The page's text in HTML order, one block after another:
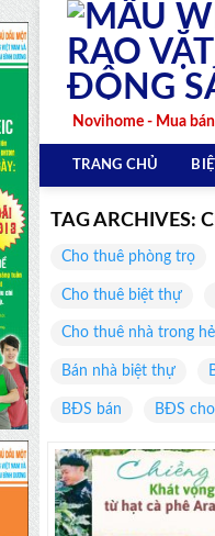
Skip
content
Novihome - Mua
TRANG CHỦ
TAG ARCHIVES:
Cho thuê phòng trọ
Cho thuê biệt thự
Cho thuê nhà trong
Bán nhà biệt thự
BĐS bán BĐS